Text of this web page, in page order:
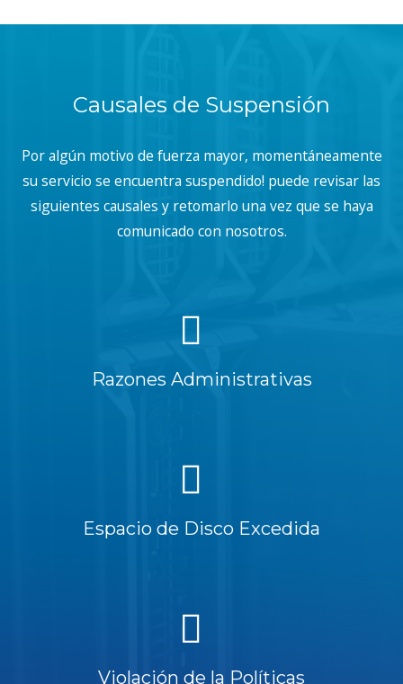
Causales de Suspensión
Por algún motivo de fuerza mayor, momentáneamente
su servicio se encuentra suspendido! puede revisar las
siguientes causales y retomarlo una vez que se haya
comunicado con nosotros.
Razones Administrativas
Espacio de Disco Excedida
Violación de la Políticas